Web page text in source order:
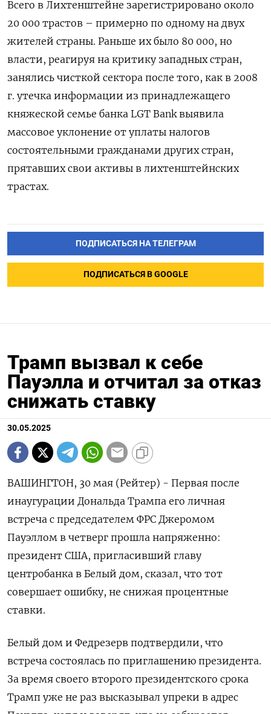
Всего в Лихтенштейне зарегистрировано около
20 000 трастов – примерно по одному на двух
жителей страны. Раньше их было 80 000, но
власти, реагируя на критику западных стран,
занялись чисткой сектора после того, как в 2008
г. утечка информации из принадлежащего
княжеской семье банка LGT Bank выявила
массовое уклонение от уплаты налогов
состоятельными гражданами других стран,
прятавших свои активы в лихтенштейнских
трастах.
ПОДПИСАТЬСЯ НА ТЕЛЕГРАМ
ПОДПИСАТЬСЯ В GOOGLE
Трамп вызвал к себе
Пауэлла и отчитал за отказ
снижать ставку
30.05.2025
ВАШИНГТОН, 30 мая (Рейтер) - Первая после
инаугурации Дональда Трампа его личная
встреча с председателем ФРС Джеромом
Пауэллом в четверг прошла напряженно:
президент США, пригласивший главу
центробанка в Белый дом, сказал, что тот
совершает ошибку, не снижая процентные
ставки.
Белый дом и Федрезерв подтвердили, что
встреча состоялась по приглашению президента.
За время своего второго президентского срока
Трамп уже не раз высказывал упреки в адрес